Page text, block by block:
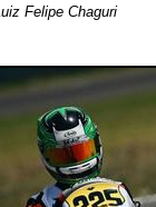
Felipe Chaguri